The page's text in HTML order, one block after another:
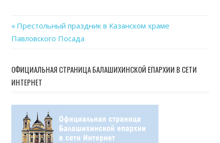
Навигация
записям
Previous
Post:
Престольный праздник в Казанском храме
Павловского Посада
ОФИЦИАЛЬНАЯ СТРАНИЦА БАЛАШИХИНСКОЙ ЕПАРХИИ В СЕТИ
ИНТЕРНЕТ